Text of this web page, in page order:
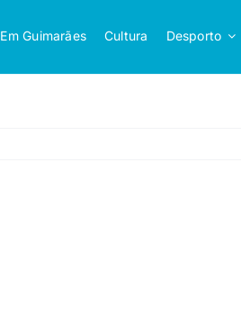
Em Guimarães Cultura Desporto